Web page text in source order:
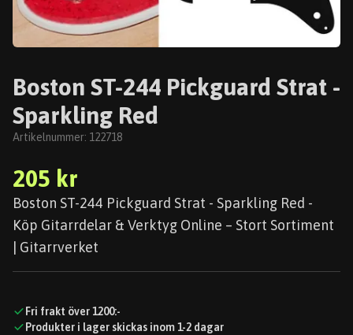
Boston ST-244 Pickguard Strat -
Sparkling Red
Artikelnummer: 122718
205 kr
Boston ST-244 Pickguard Strat - Sparkling Red -
Köp Gitarrdelar & Verktyg Online – Stort Sortiment
| Gitarrverket
Fri frakt över 1200:-
Produkter i lager skickas inom 1-2 dagar